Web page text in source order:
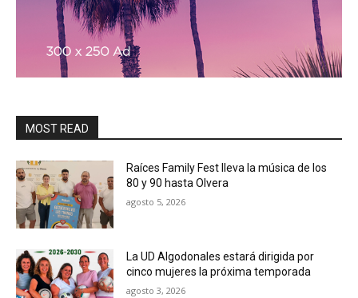
MOST READ
Raíces Family Fest lleva la música de los
80 y 90 hasta Olvera
agosto 5, 2026
La UD Algodonales estará dirigida por
cinco mujeres la próxima temporada
agosto 3, 2026